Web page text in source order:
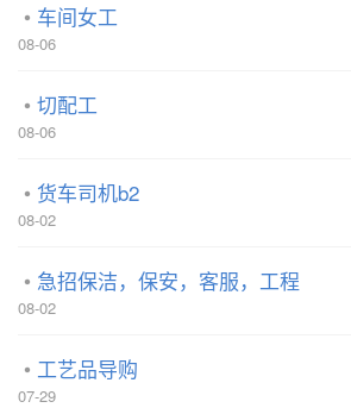
车间女工
08-06
切配工
08-06
货车司机b2
08-02
急招保洁，保安，客服，工程
08-02
工艺品导购
07-29